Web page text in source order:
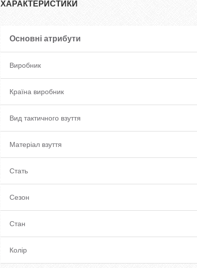
ХАРАКТЕРИСТИКИ
Основні атрибути
Виробник
Країна виробник
Вид тактичного взуття
Матеріал взуття
Стать
Сезон
Стан
Колір